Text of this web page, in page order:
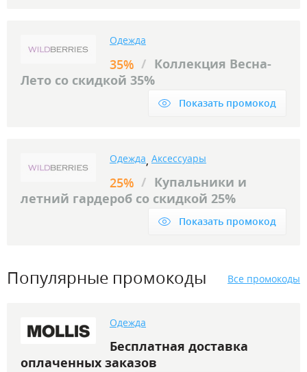
Одежда
35% / Коллекция Весна-
Лето со скидкой 35%
Показать промокод
Одежда, Аксессуары
25% / Купальники и
летний гардероб со скидкой 25%
Показать промокод
Популярные промокоды Все промокоды
Одежда
Бесплатная доставка
оплаченных заказов